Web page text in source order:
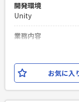
開発環境
Unity
業務内容
をお任せいたしま
定、ゲーム施策策定
捗、担当パートの
お気に入